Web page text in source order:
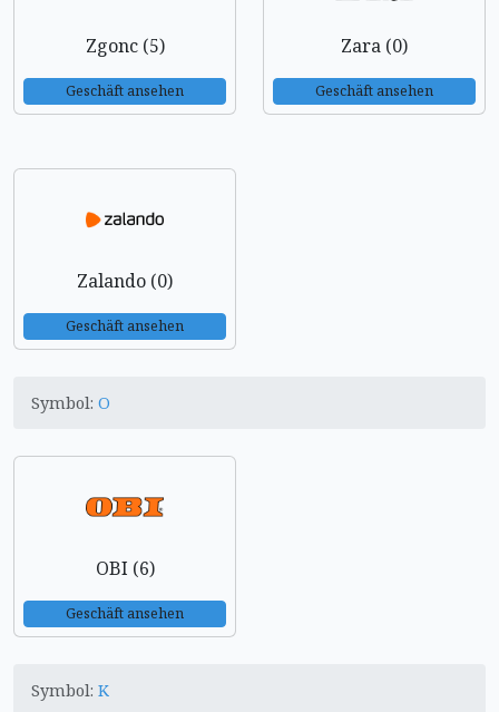
Zgonc (5)
Geschäft ansehen
Zara (0)
Geschäft ansehen
Zalando (0)
Geschäft ansehen
Symbol: O
OBI (6)
Geschäft ansehen
Symbol: K